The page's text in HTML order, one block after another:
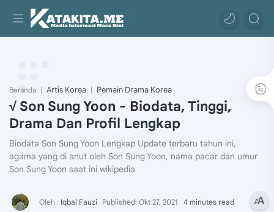
Beranda Artis Korea Pemain Drama Korea
√ Son Sung Yoon - Biodata, Tinggi,
Drama Dan Profil Lengkap
Biodata Son Sung Yoon Lengkap Update terbaru tahun ini,
agama yang di anut oleh Son Sung Yoon, nama pacar dan umur
Son Sung Yoon saat ini wikipedia
4 minutes read